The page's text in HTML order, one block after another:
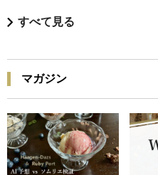
すべて見る
マガジン